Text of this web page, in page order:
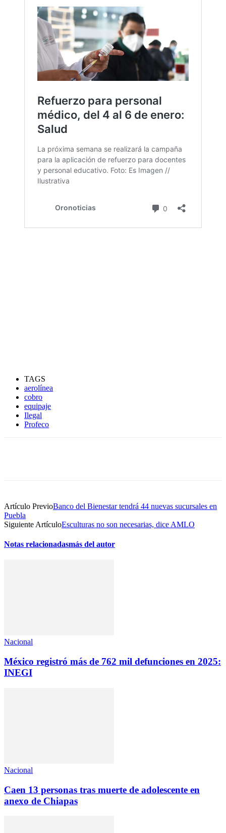
TAGS
aerolínea
cobro
equipaje
Ilegal
Profeco
Artículo PrevioBanco del Bienestar tendrá 44 nuevas sucursales en
Puebla
Siguiente ArtículoEsculturas no son necesarias, dice AMLO
Notas relacionadasmás del autor
Nacional
México registró más de 762 mil defunciones en 2025:
INEGI
Nacional
Caen 13 personas tras muerte de adolescente en
anexo de Chiapas